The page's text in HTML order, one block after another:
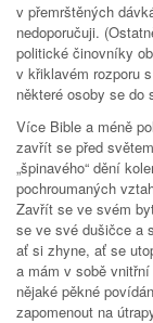
v přemrštěných
nedoporučuji.
politické činovníky
v křiklavém rozporu
některé osoby se do
Více Bible a méně
zavřít se před
„špinavého“ dění
pochroumaných
Zavřít se ve svém
se ve své dušičce a
ať si zhyne, ať se
a mám v sobě
nějaké pěkné
zapomenout na